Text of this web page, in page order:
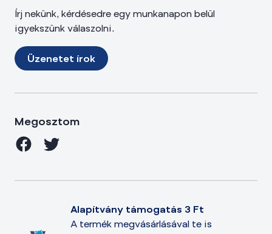
Írj nekünk, kérdésedre egy munkanapon belül
igyekszünk válaszolni.
Üzenetet írok
Megosztom
Alapítvány támogatás 3 Ft
A termék megvásárlásával te is